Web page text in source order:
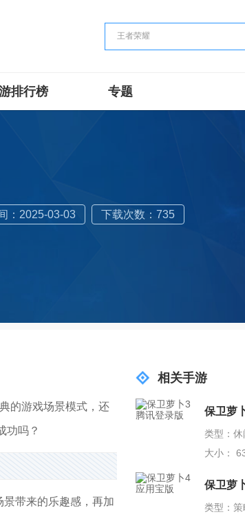
排行榜 专题
：2025-03-03 下载次数：735
的游戏场景模式，还
功吗？
带来的乐趣感，再加
相关手游
类型：
大小：
保卫萝
类型：